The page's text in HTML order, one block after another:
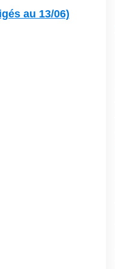
au 13/06)